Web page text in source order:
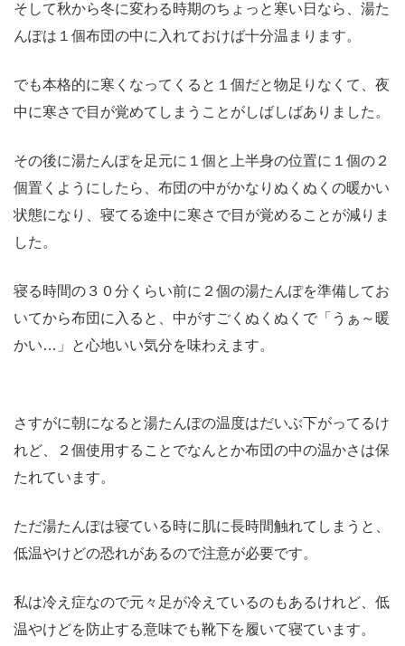
そして秋から冬に変わる時期のちょっと寒い日なら、湯た
んぽは１個布団の中に入れておけば十分温まります。
でも本格的に寒くなってくると１個だと物足りなくて、夜
中に寒さで目が覚めてしまうことがしばしばありました。
その後に湯たんぽを足元に１個と上半身の位置に１個の２
個置くようにしたら、布団の中がかなりぬくぬくの暖かい
状態になり、寝てる途中に寒さで目が覚めることが減りま
した。
寝る時間の３０分くらい前に２個の湯たんぽを準備してお
いてから布団に入ると、中がすごくぬくぬくで「うぁ～暖
かい…」と心地いい気分を味わえます。
さすがに朝になると湯たんぽの温度はだいぶ下がってるけ
れど、２個使用することでなんとか布団の中の温かさは保
たれています。
ただ湯たんぽは寝ている時に肌に長時間触れてしまうと、
低温やけどの恐れがあるので注意が必要です。
私は冷え症なので元々足が冷えているのもあるけれど、低
温やけどを防止する意味でも靴下を履いて寝ています。